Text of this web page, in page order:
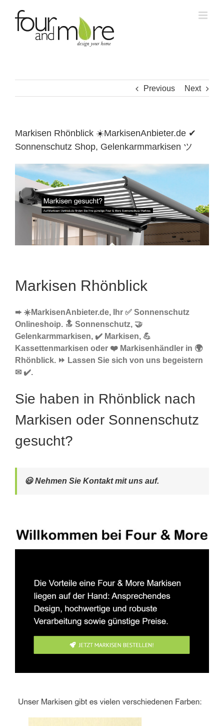
content
Previous Next
Markisen Rhönblick ☀️MarkisenAnbieter.de ✔
Sonnenschutz Shop, Gelenkarmmarkisen ツ
Markisen Rhönblick
➨ ☀️MarkisenAnbieter.de, Ihr ✅ Sonnenschutz
Onlineshoip. 🔝 Sonnenschutz, 🤝
Gelenkarmmarkisen, ✔️ Markisen, 💪
Kassettenmarkisen oder ❤️ Markisenhändler in 🌍
Rhönblick. ⏩ Lassen Sie sich von uns begeistern
✉ ✔️.
Sie haben in Rhönblick nach
Markisen oder Sonnenschutz
gesucht?
😃 Nehmen Sie Kontakt mit uns auf.